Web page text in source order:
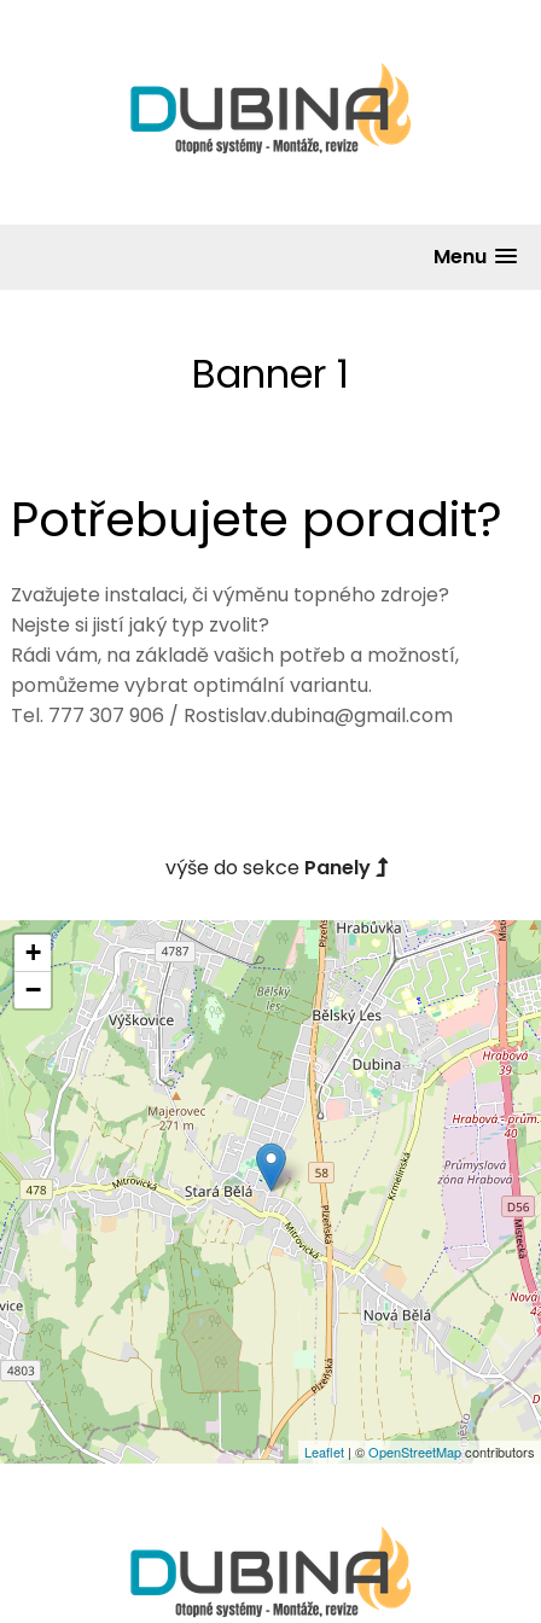
Menu
Banner 1
Potřebujete poradit?
Zvažujete instalaci, či výměnu topného zdroje?
Nejste si jistí jaký typ zvolit?
Rádi vám, na základě vašich potřeb a možností,
pomůžeme vybrat optimální variantu.
Tel. 777 307 906 / Rostislav.dubina@gmail.com
výše do sekce Panely
+
−
Leaflet | ©OpenStreetMapcontributors